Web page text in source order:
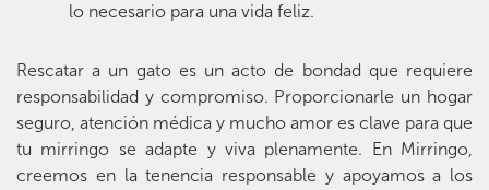
lo necesario para una vida feliz.
Rescatar a un gato es un acto de bondad que requiere
responsabilidad y compromiso. Proporcionarle un hogar
seguro, atención médica y mucho amor es clave para que
tu mirringo se adapte y viva plenamente. En Mirringo,
creemos en la tenencia responsable y apoyamos a los